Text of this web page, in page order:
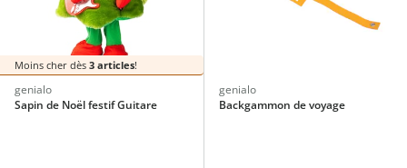
Moins cher dès 3 articles!
genialo
Sapin de Noël festif Guitare
genialo
Backgammon de voyage